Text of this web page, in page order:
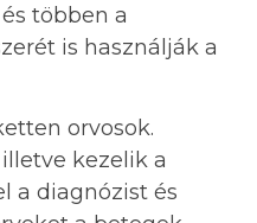
többen a
is használják a
orvosok.
kezelik a
a diagnózist és